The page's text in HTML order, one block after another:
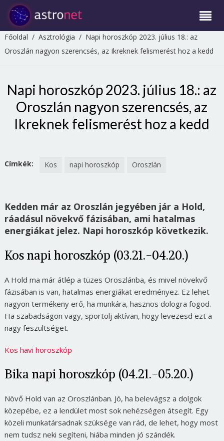
Főoldal / Asztrológia / Napi horoszkóp 2023. július 18.: az
Oroszlán nagyon szerencsés, az Ikreknek felismerést hoz a kedd
Napi horoszkóp 2023. július 18.: az
Oroszlán nagyon szerencsés, az
Ikreknek felismerést hoz a kedd
Címkék: Kos napi horoszkóp Oroszlán
Kedden már az Oroszlán jegyében jár a Hold,
ráadásul növekvő fázisában, ami hatalmas
energiákat jelez. Napi horoszkóp következik.
Kos napi horoszkóp (03.21.-04.20.)
A Hold ma már átlép a tüzes Oroszlánba, és mivel növekvő
fázisában is van, hatalmas energiákat eredményez. Ez lehet
nagyon termékeny erő, ha munkára, hasznos dologra fogod.
Ha szabadságon vagy, sportolj aktívan, hogy levezesd ezt a
nagy feszültséget.
Kos havi horoszkóp
Bika napi horoszkóp (04.21.-05.20.)
Növő Hold van az Oroszlánban. Jó, ha belevágsz a dolgok
közepébe, ez a lendület most sok nehézségen átsegít. Egy
közeli munkatársadnak szüksége van rád, de lehet, hogy most
nem tudsz neki segíteni, hiába minden jó szándék.